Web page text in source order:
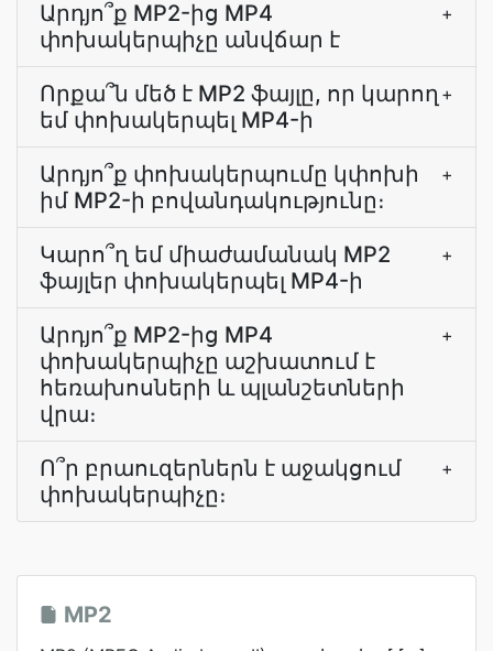
Արդյո՞ք MP2-ից MP4
փոխակերպիչը անվճար է
+
Որքա՞ն մեծ է MP2 ֆայլը, որ կարող
եմ փոխակերպել MP4-ի
+
Արդյո՞ք փոխակերպումը կփոխի
իմ MP2-ի բովանդակությունը։
+
Կարո՞ղ եմ միաժամանակ MP2
ֆայլեր փոխակերպել MP4-ի
+
Արդյո՞ք MP2-ից MP4
փոխակերպիչը աշխատում է
հեռախոսների և պլանշետների
վրա։
+
Ո՞ր բրաուզերներն է աջակցում
փոխակերպիչը։
+
MP2